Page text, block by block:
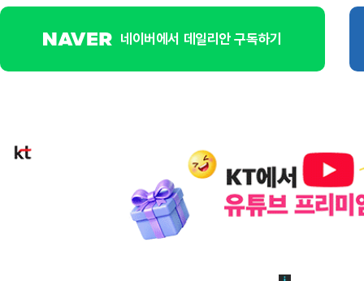
네이버에서 데일리안 구독하기